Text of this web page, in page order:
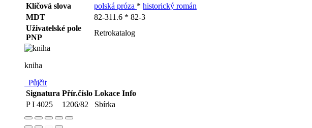
Klíčová slova
polská próza * historický román
MDT
82-311.6 * 82-3
Uživatelské pole
PNP
Retrokatalog
kniha
Půjčit
Signatura Přír.číslo Lokace Info
P I 4025
1206/82 Sbírka